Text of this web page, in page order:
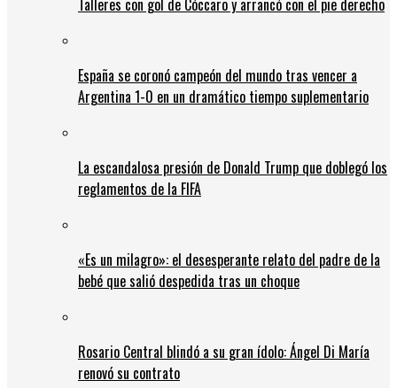
Talleres con gol de Cóccaro y arrancó con el pie derecho
España se coronó campeón del mundo tras vencer a
Argentina 1-0 en un dramático tiempo suplementario
La escandalosa presión de Donald Trump que doblegó los
reglamentos de la FIFA
«Es un milagro»: el desesperante relato del padre de la
bebé que salió despedida tras un choque
Rosario Central blindó a su gran ídolo: Ángel Di María
renovó su contrato